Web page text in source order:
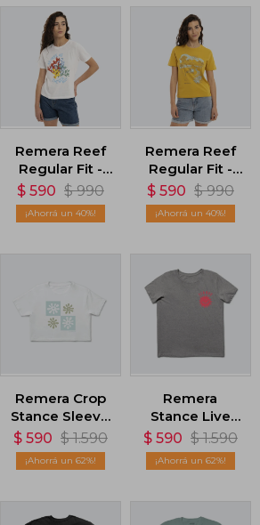
Remera Reef
Regular Fit -
Blanco
$ 590 $ 990
40
Remera Reef
Regular Fit -
Amarillo
$ 590 $ 990
40
Remera Crop
Stance Sleeve
- Blanco
$ 590 $ 1.590
62
Remera
Stance Live
Your Values -
Gris
$ 590 $ 1.590
62